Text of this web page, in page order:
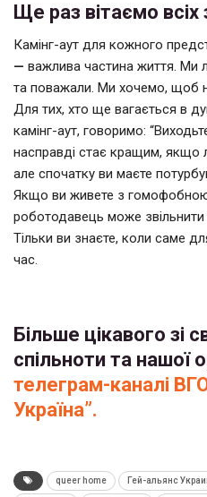
Ще раз вітаємо
Камінг-аут для кожного
— важлива частина життя. Ми
та поважали. Ми хочемо, щоб
Для тих, хто ще вагається в
камінг-аут, говоримо:
насправді стає кращим, якщо
але спочатку ви маєте
Якщо ви живете з
роботодавець може звільнити
Тільки ви знаєте, коли саме
час.
Більше цікавого зі
спільноти та нашої
телеграм-каналі
Україна”.
queer home Гей-альянс